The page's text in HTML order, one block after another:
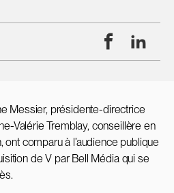
Facebook
Messier, présidente-directrice
Valérie Tremblay, conseillère en
ont comparu à l’audience publique
de V par Bell Média qui se